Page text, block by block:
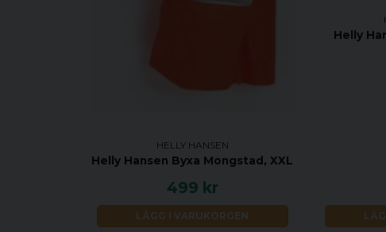
HELLY HANSEN
Helly Hansen Byxa Mongstad, XXL
499 kr
LÄGG I VARUKORGEN
Helly